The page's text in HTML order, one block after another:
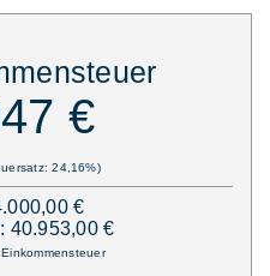
€
24,16%)
€
40.953,00 €